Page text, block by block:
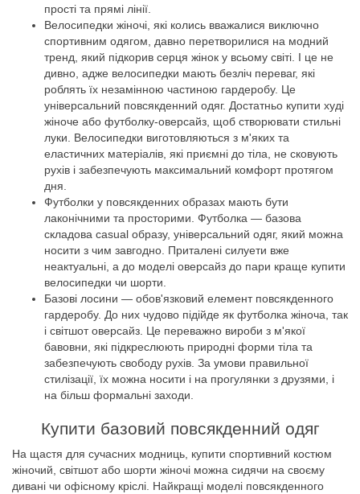
прості та прямі лінії.
Велосипедки жіночі, які колись вважалися виключно
спортивним одягом, давно перетворилися на модний
тренд, який підкорив серця жінок у всьому світі. І це не
дивно, адже велосипедки мають безліч переваг, які
роблять їх незамінною частиною гардеробу. Це
універсальний повсякденний одяг. Достатньо купити худі
жіноче або футболку-оверсайз, щоб створювати стильні
луки. Велосипедки виготовляються з м'яких та
еластичних матеріалів, які приємні до тіла, не сковують
рухів і забезпечують максимальний комфорт протягом
дня.
Футболки у повсякденних образах мають бути
лаконічними та просторими. Футболка — базова
складова casual образу, універсальний одяг, який можна
носити з чим завгодно. Приталені силуети вже
неактуальні, а до моделі оверсайз до пари краще купити
велосипедки чи шорти.
Базові лосини — обов'язковий елемент повсякденного
гардеробу. До них чудово підійде як футболка жіноча, так
і світшот оверсайз. Це переважно вироби з м'якої
бавовни, які підкреслюють природні форми тіла та
забезпечують свободу рухів. За умови правильної
стилізації, їх можна носити і на прогулянки з друзями, і
на більш формальні заходи.
Купити базовий повсякденний одяг
На щастя для сучасних модниць, купити спортивний костюм
жіночий, світшот або шорти жіночі можна сидячи на своєму
дивані чи офісному кріслі. Найкращі моделі повсякденного